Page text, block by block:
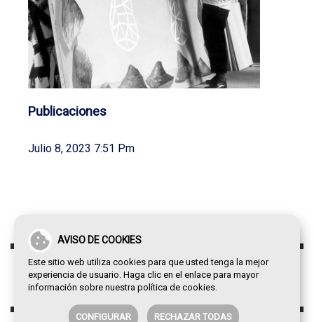
AVISO DE COOKIES
Este sitio web utiliza cookies para que usted tenga la mejor
experiencia de usuario. Haga clic en el enlace para mayor
información sobre nuestra política de cookies.
CONFIGURAR RECHAZAR TODAS
Publicaciones
Julio 8, 2023 7:51 Pm